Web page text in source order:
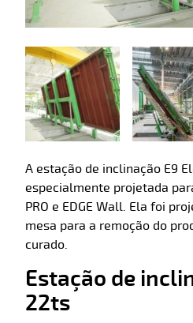
A estação de inclinação E9
especialmente projetada
PRO e EDGE Wall. Ela foi
mesa para a remoção do
curado.
Estação de
22ts